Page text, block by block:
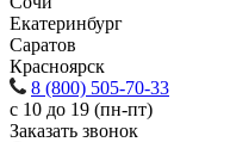
Екатеринбург
Саратов
Красноярск
8 (800) 505-70-33
с 10 до 19 (пн-пт)
Заказать звонок